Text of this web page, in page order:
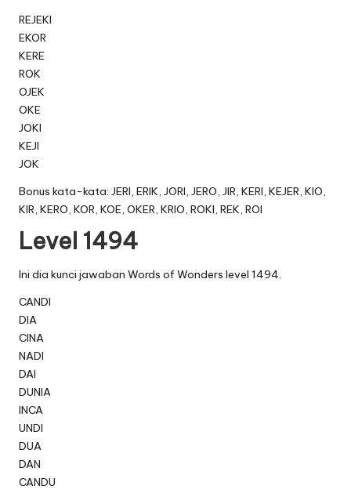
REJEKI
EKOR
KERE
ROK
OJEK
OKE
JOKI
KEJI
JOK
Bonus kata-kata: JERI, ERIK, JORI, JERO, JIR, KERI, KEJER, KIO,
KIR, KERO, KOR, KOE, OKER, KRIO, ROKI, REK, ROI
Level 1494
Ini dia kunci jawaban Words of Wonders level 1494.
CANDI
DIA
CINA
NADI
DAI
DUNIA
INCA
UNDI
DUA
DAN
CANDU